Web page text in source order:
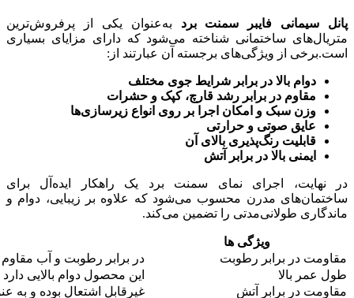
پانل سيمانی فایبر سمنت برد به‌عنوان یکی از پرفروش‌ترین
متریال‌های ساختمانی شناخته می‌شود که دارای مزایای بسیاری
است.برخی از ویژگی‌های برجسته آن عبارتند از:
دوام بالا در برابر شرایط جوی مختلف
مقاوم در برابر رشد قارچ، کپک و حشرات
وزن سبک و امکان اجرا بر روی انواع زیرسازی‌ها
عایق صوتی و حرارتی
قابلیت رنگ‌پذیری بالای آن
ایمنی بالا در برابر آتش
در نهایت، اجرای نمای سمنت برد یک راهکار ایده‌آل برای
ساختمان‌های مدرن محسوب می‌شود که علاوه بر زیبایی، دوام و
ماندگاری طولانی‌مدتی را تضمین می‌کند.
ویژگی ها
مقاومت در برابر رطوبت
در برابر رطوبت و آب
طول عمر بالا
این محصول دوام بالایی
مقاومت در برابر آتش
غیرقابل اشتعال بوده و